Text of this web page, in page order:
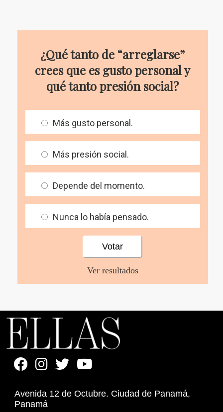
¿Qué tanto de “arreglarse”
crees que es gusto personal y
qué tanto presión social?
Más gusto personal.
Más presión social.
Depende del momento.
Nunca lo había pensado.
Ver resultados
Avenida 12 de Octubre. Ciudad de Panamá,
Panamá